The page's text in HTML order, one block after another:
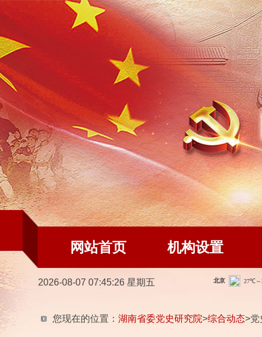
网站首页 机构设置
2026-08-07 07:45:27 星期五
您现在的位置： 湖南省委党史研究院>综合动态>党